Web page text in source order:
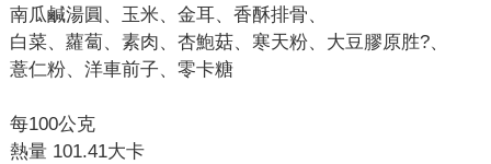
南瓜鹹湯圓、玉米、金耳、香酥排骨、
白菜、蘿蔔、素肉、杏鮑菇、寒天粉、大豆膠原胜?、
薏仁粉、洋車前子、零卡糖
每100公克
熱量 101.41大卡